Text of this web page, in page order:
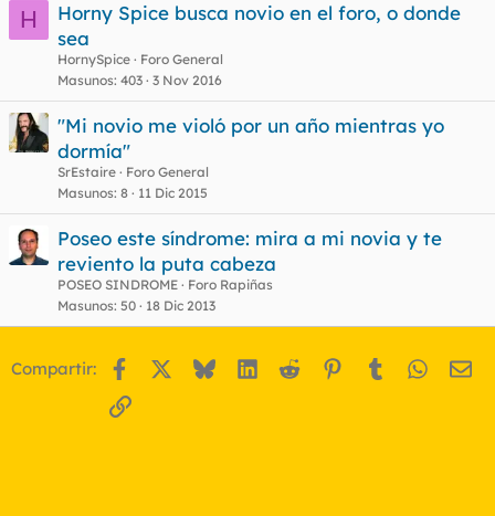
H
Horny Spice busca novio en el foro, o donde
sea
HornySpice
Foro General
Masunos 403 3 Nov 2016
"Mi novio me violó por un año mientras yo
dormía"
SrEstaire
Foro General
Masunos 8 11 Dic 2015
Poseo este síndrome: mira a mi novia y te
reviento la puta cabeza
POSEO SINDROME
Foro Rapiñas
Masunos 50 18 Dic 2013
Compartir: Facebook BlueskyLinkedIn
Reddit Pinterest
Tumblr
Enlace